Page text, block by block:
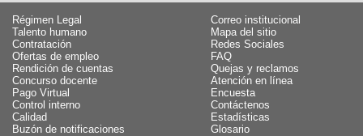
Régimen Legal
Talento humano
Contratación
Ofertas de empleo
Rendición de cuentas
Concurso docente
Pago Virtual
Control interno
Calidad
Buzón de notificaciones
Correo institucional
Mapa del sitio
Redes Sociales
FAQ
Quejas y reclamos
Atención en línea
Encuesta
Contáctenos
Estadísticas
Glosario